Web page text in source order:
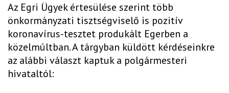
Az Egri Ügyek értesülése szerint több
önkormányzati tisztségviselő is pozitív
koronavírus-tesztet produkált Egerben a
közelmúltban. A tárgyban küldött kérdéseinkre
az alábbi választ kaptuk a polgármesteri
hivataltól: